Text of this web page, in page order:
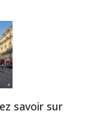
savoir sur